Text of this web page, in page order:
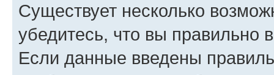
Существует несколько
убедитесь, что вы правильно
Если данные введены